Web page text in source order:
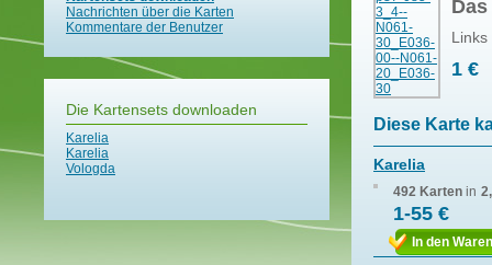
Nachrichten über die Karten
Kommentare der Benutzer
Die Kartensets downloaden
Karelia
Karelia
Vologda
1 €
Diese Karte
Karelia
492 Karten in
1-55 €
In den